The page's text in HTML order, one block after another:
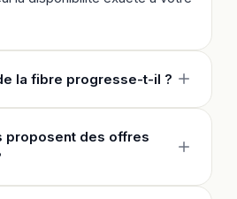
la fibre progresse-t-il ?
proposent des offres